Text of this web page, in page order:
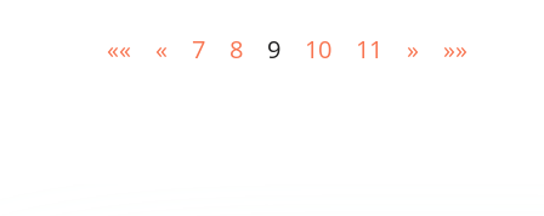
«« « 7 8 9 10 11 » »»